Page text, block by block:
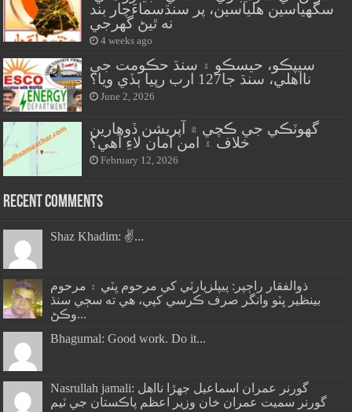
سگهياسين هلياسين، پر سنڌسماءَچار بند
نه ٿيڻ گهرجي
4 weeks ago
سيپڪو، حيسڪو ۽ سنڌ حڪومت جي
نااهلي، سنڌ جا127 ارب رپيا ٻڏي ويا؟
June 2, 2026
گهوٽڪي جي ڪچي ۾ آپريشن ڏوهارين
خلاف ۽ امن امان لاءِ آهي؟
February 12, 2026
Recent Comments
Shaz Khadim: ✌️...
ذوالفقار راڄپر: پيپلزپارٽي کي مرحوم ڀٽي ۽ مرحوم
بينظير ڀٽو وانگر صرف ڪرسي کپي، هي ته سڄي سنڌ
وڪڻ...
Bhagumal: Good work. Do it...
Nasrullah jamali: گورنر عمران اسماعيل جھڙا نااهل
گورنر سميت عمران خان وزير اعظم پاڪستان جي ٽيم